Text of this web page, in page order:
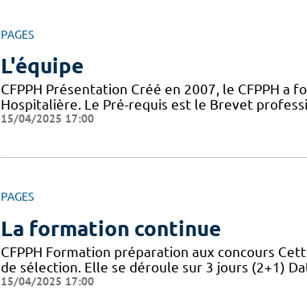
PAGES
L'équipe
CFPPH Présentation Créé en 2007, le CFPPH
Hospitalière. Le Pré-requis est le Brevet
15/04/2025 17:00
PAGES
La formation continue
CFPPH Formation préparation aux concours
de sélection. Elle se déroule sur 3 jours (2+1)
15/04/2025 17:00